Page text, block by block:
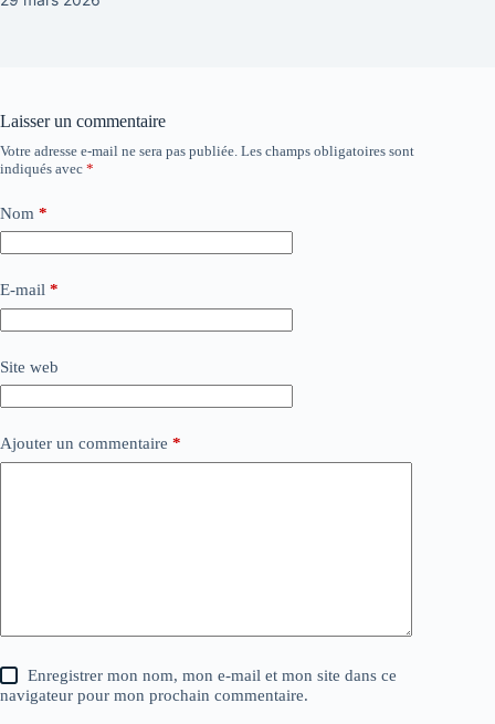
Laisser un commentaire
Votre adresse e-mail ne sera pas publiée. Les champs obligatoires sont
indiqués avec *
Nom *
E-mail *
Site web
Ajouter un commentaire *
Enregistrer mon nom, mon e-mail et mon site dans ce
navigateur pour mon prochain commentaire.